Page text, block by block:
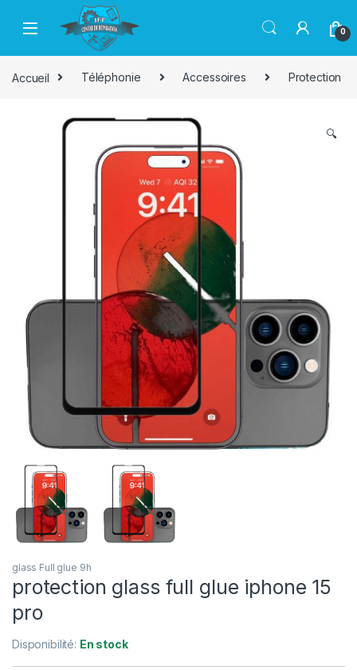
Passer à la navigation
Aller au contenu
0
Accueil Téléphonie Accessoires Protection
🔍
glass Full glue 9h
protection glass full glue iphone 15
pro
Disponibilité: En stock